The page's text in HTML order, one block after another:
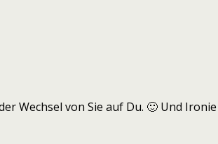
Wechsel von Sie auf Du. 🙂 Und Ironie